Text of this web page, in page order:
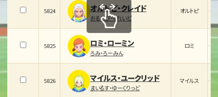
5824 オルトピ・クレイド
おるとぴ・くれいど
オルトピ
5825 ロミ・ローミン
ろみ・ろーみん
ロミ
5826 マイルス・ユークリッド
まいるす・ゆーくりっど
マイルス